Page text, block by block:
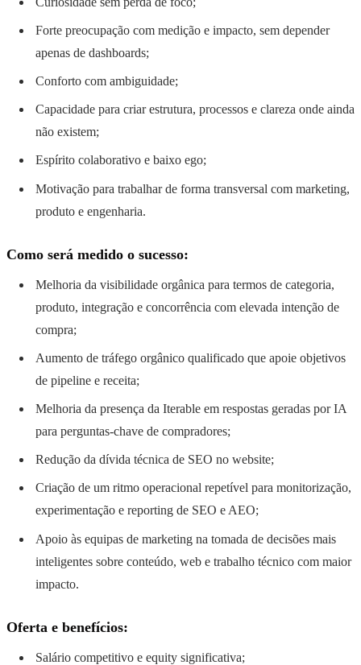
Forte preocupação com medição e impacto, sem depender
apenas de dashboards;
Conforto com ambiguidade;
Capacidade para criar estrutura, processos e clareza onde ainda
não existem;
Espírito colaborativo e baixo ego;
Motivação para trabalhar de forma transversal com marketing,
produto e engenharia.
Como será medido o sucesso:
Melhoria da visibilidade orgânica para termos de categoria,
produto, integração e concorrência com elevada intenção de
compra;
Aumento de tráfego orgânico qualificado que apoie objetivos
de pipeline e receita;
Melhoria da presença da Iterable em respostas geradas por IA
para perguntas-chave de compradores;
Redução da dívida técnica de SEO no website;
Criação de um ritmo operacional repetível para monitorização,
experimentação e reporting de SEO e AEO;
Apoio às equipas de marketing na tomada de decisões mais
inteligentes sobre conteúdo, web e trabalho técnico com maior
impacto.
Oferta e benefícios:
Salário competitivo e equity significativa;